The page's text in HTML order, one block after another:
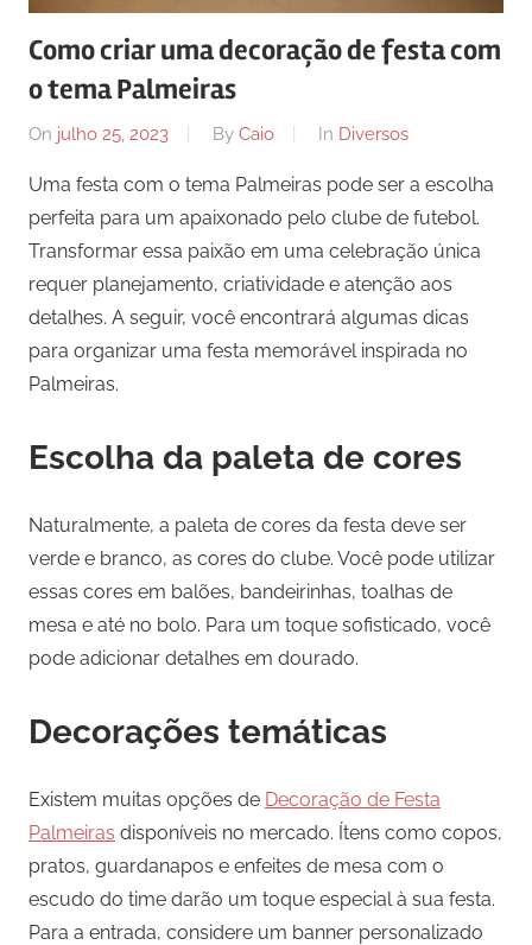
Como criar uma decoração de festa com
o tema Palmeiras
On julho 25, 2023 By Caio In Diversos
Uma festa com o tema Palmeiras pode ser a escolha
perfeita para um apaixonado pelo clube de futebol.
Transformar essa paixão em uma celebração única
requer planejamento, criatividade e atenção aos
detalhes. A seguir, você encontrará algumas dicas
para organizar uma festa memorável inspirada no
Palmeiras.
Escolha da paleta de cores
Naturalmente, a paleta de cores da festa deve ser
verde e branco, as cores do clube. Você pode utilizar
essas cores em balões, bandeirinhas, toalhas de
mesa e até no bolo. Para um toque sofisticado, você
pode adicionar detalhes em dourado.
Decorações temáticas
Existem muitas opções de Decoração de Festa
Palmeiras disponíveis no mercado. Ítens como copos,
pratos, guardanapos e enfeites de mesa com o
escudo do time darão um toque especial à sua festa.
Para a entrada, considere um banner personalizado